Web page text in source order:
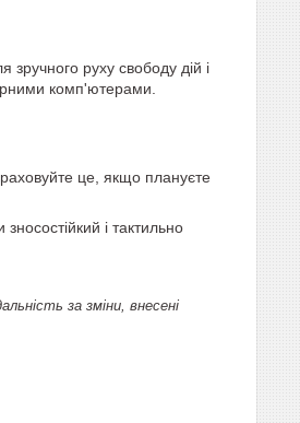
руху свободу дій і
комп'ютерами.
це, якщо плануєте
і тактильно
за зміни, внесені